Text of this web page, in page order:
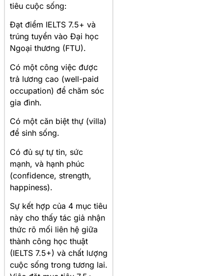
tiêu cuộc sống:
Đạt điểm IELTS 7.5+ và
trúng tuyển vào Đại học
Ngoại thương (FTU).
Có một công việc được
trả lương cao (well-paid
occupation) để chăm sóc
gia đình.
Có một căn biệt thự (villa)
để sinh sống.
Có đủ sự tự tin, sức
mạnh, và hạnh phúc
(confidence, strength,
happiness).
Sự kết hợp của 4 mục tiêu
này cho thấy tác giả nhận
thức rõ mối liên hệ giữa
thành công học thuật
(IELTS 7.5+) và chất lượng
cuộc sống trong tương lai.